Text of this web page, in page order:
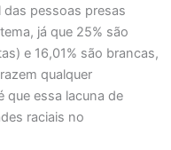
pessoas presas
já que 25% são
e 16,01% são brancas,
qualquer
que essa lacuna de
raciais no